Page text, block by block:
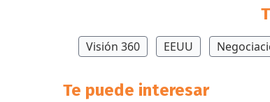
Visión 360 EEUU
Te puede interesar